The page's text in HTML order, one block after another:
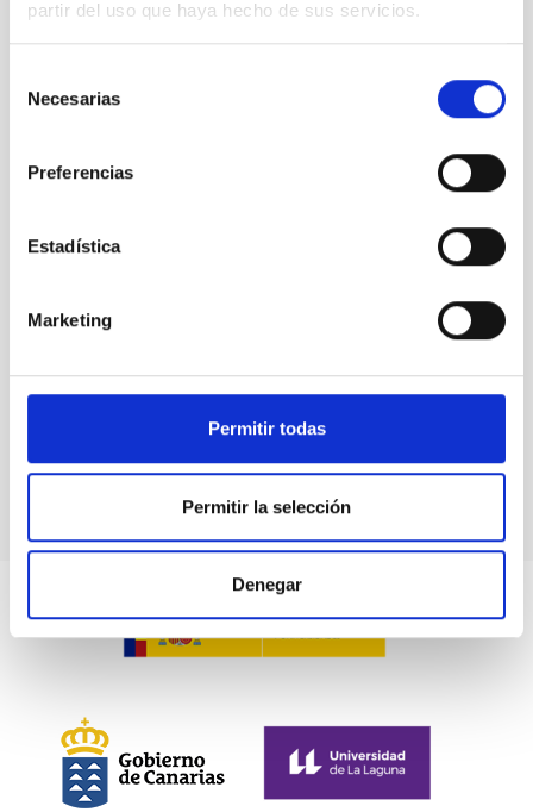
partir del uso que haya hecho de sus servicios.
Necesarias
Preferencias
Estadística
Marketing
Permitir todas
Permitir la selección
Denegar
Telescopio ImagenNocturno Ø 2300.00 cm